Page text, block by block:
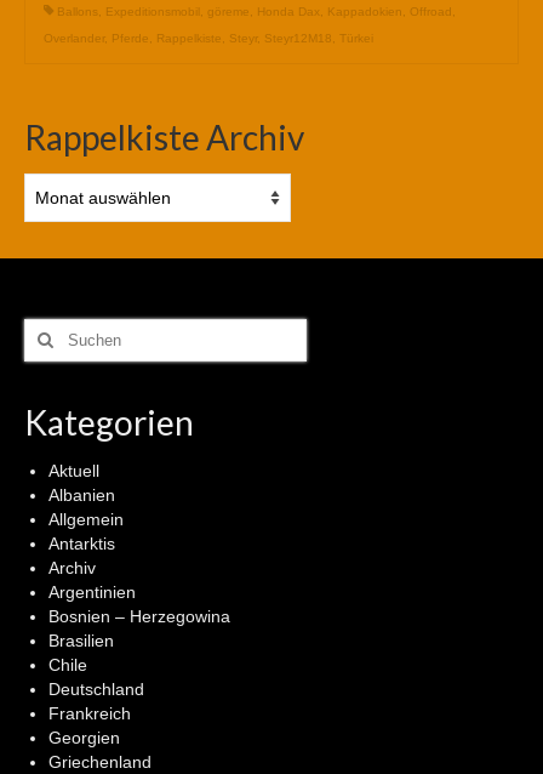
Ballons Expeditionsmobil göreme Honda Dax Kappadokien Offroad
Overlander, Pferde Rappelkiste Steyr, Steyr12M18 Türkei
Rappelkiste Archiv
Archiv
Suchen
nach:
Kategorien
Aktuell
Albanien
Allgemein
Antarktis
Archiv
Argentinien
Bosnien – Herzegowina
Brasilien
Chile
Deutschland
Frankreich
Georgien
Griechenland